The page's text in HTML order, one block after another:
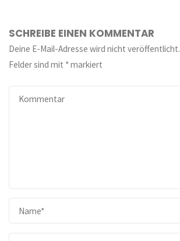
SCHREIBE EINEN KOMMENTAR
Deine E-Mail-Adresse wird nicht veröffentlicht.
Felder sind mit *markiert